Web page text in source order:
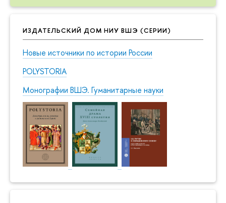
ИЗДАТЕЛЬСКИЙ ДОМ НИУ ВШЭ (СЕРИИ)
Новые источники по истории России
POLYSTORIA
Монографии ВШЭ. Гуманитарные науки